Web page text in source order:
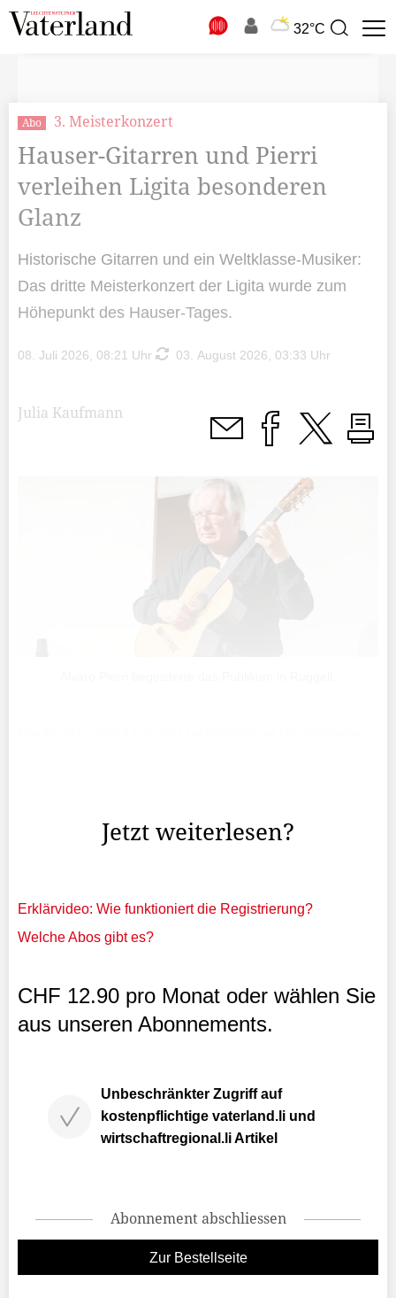
32°C
Suchbegriff
Abo 3. Meisterkonzert
Hauser-Gitarren und Pierri
verleihen Ligita besonderen
Glanz
Historische Gitarren und ein Weltklasse-Musiker:
Das dritte Meisterkonzert der Ligita wurde zum
Höhepunkt des Hauser-Tages.
08. Juli 2026, 08:21 Uhr 03. August 2026, 03:33 Uhr
Julia Kaufmann
Jetzt weiterlesen?
Erklärvideo: Wie funktioniert die Registrierung?
Welche Abos gibt es?
CHF 12.90 pro Monat oder wählen Sie
aus unseren Abonnements.
Unbeschränkter Zugriff auf
kostenpflichtige vaterland.li und
wirtschaftregional.li Artikel
Abonnement abschliessen
Zur Bestellseite